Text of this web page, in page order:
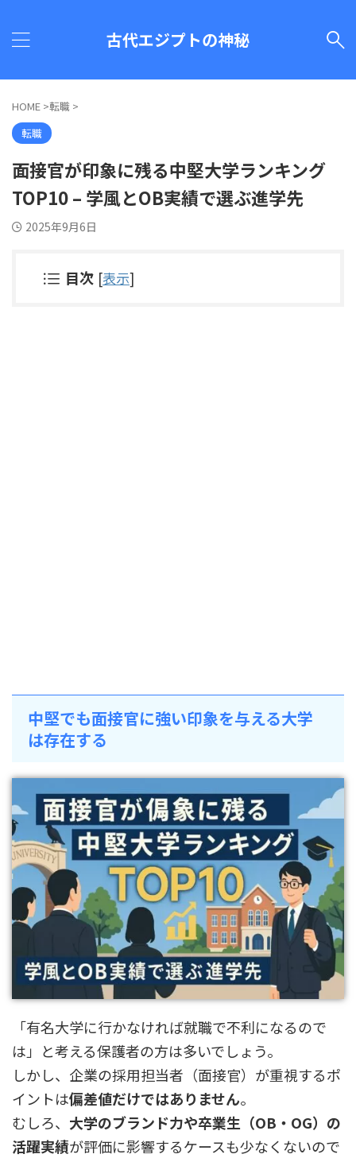
古代エジプトの神秘
HOME >転職 >
転職
面接官が印象に残る中堅大学ランキング
TOP10 – 学風とOB実績で選ぶ進学先
2025年9月6日
目次 [表示]
中堅でも面接官に強い印象を与える大学
は存在する
「有名大学に行かなければ就職で不利になるので
は」と考える保護者の方は多いでしょう。
しかし、企業の採用担当者（面接官）が重視するポ
イントは偏差値だけではありません。
むしろ、 大学のブランド力や卒業生（OB・OG）の
活躍実績が評価に影響するケースも少なくないので